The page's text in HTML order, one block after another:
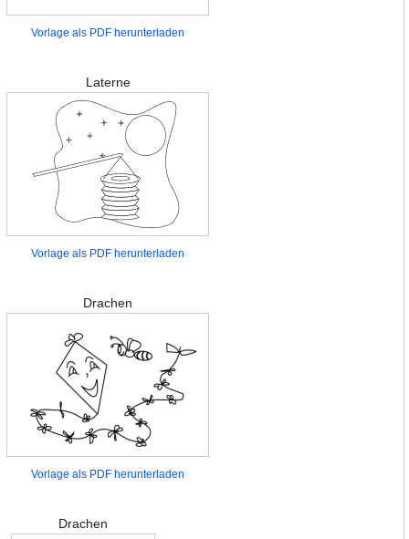
Vorlage als PDF herunterladen
Laterne
Vorlage als PDF herunterladen
Drachen
Vorlage als PDF herunterladen
Drachen